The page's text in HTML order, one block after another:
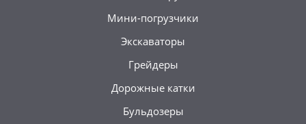
Мини-погрузчики
Экскаваторы
Грейдеры
Дорожные катки
Бульдозеры